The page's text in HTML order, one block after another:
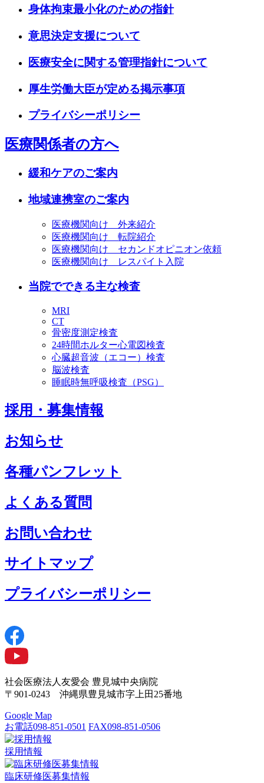
身体拘束最小化のための指針
意思決定支援について
医療安全に関する管理指針について
厚生労働大臣が定める掲示事項
プライバシーポリシー
医療関係者の方へ
緩和ケアのご案内
地域連携室のご案内
医療機関向け 外来紹介
医療機関向け 転院紹介
医療機関向け セカンドオピニオン依頼
医療機関向け レスパイト入院
当院でできる主な検査
MRI
CT
骨密度測定検査
24時間ホルター心電図検査
心臓超音波（エコー）検査
脳波検査
睡眠時無呼吸検査（PSG）
採用・募集情報
お知らせ
各種パンフレット
よくある質問
お問い合わせ
サイトマップ
プライバシーポリシー
社会医療法人友愛会 豊見城中央病院
〒901-0243 沖縄県豊見城市字上田25番地
Google Map
お電話098-851-0501 FAX098-851-0506
採用情報
臨床研修医募集情報